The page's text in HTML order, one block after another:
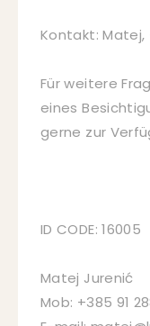
Kontakt: Matej,
Für weitere
eines
gerne zur
ID CODE: 16005
Matej Jurenić
Mob: +385 91